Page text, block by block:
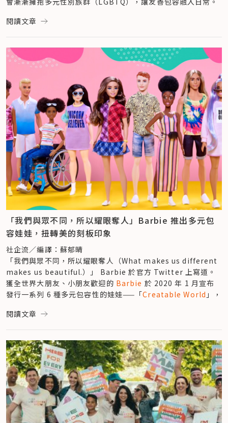
價值，也漸漸成為企業社會責任（CSR）的重要指標，甚至成為
友善職場、永續發展的一環。事實上，企業在業務開發、內部治
理中落實性別友善，並不只是實踐社會責任，更是對自身體質的
調整和優化。（同場加映：
蘋果 CEO：「當我們能擁抱他人的
不同，創新才能真正萌芽」友善開放的世界從改變職場開始！
LGBTQ100 指數誕生，「多元包容」成企業永續趨勢
2019 年 10 月 30 日，美國 LGBTQ Loyalty Holdings 推出
「LGBTQ100」永續指數。該指數是全球第一個針對多元性別
議題所設計的指標數據，追蹤美國百家企業的 ESG（環境、社
會、治理）狀況，以及組織內部落實多元友善的程度，。其計算
對象包括 100 家關注同性戀、雙性戀、跨性者或酷兒權益的上
市公司，其中較知名的品牌如思科（Cisco）、可口可樂
（Coca-Cola）、蘋果（Apple）、微軟（Microsoft）、亞
馬遜（Amazon）和網飛（Netflix）等。
頒布這個指數的公司 LGBTQ Loyalty Holdings 今年初宣布，
該指數上線滿 3 個月，收盤價即達到 2006.96 元。其執行長
Bobby Blair 表示，此成績超過標準普爾 500 指數（S&P
500），表現相當亮眼，令他們為之振奮。「我們花了挺多心力
與 LGBTQ 社群合作，挑選出那些受性平精神所驅動的企業，
最終讓我們這項行動走得更遠，透過頒布這項指數，來支持多元
性別群體、與他們站在一起。」Blair 說。
LGBTQ100 不是唯一一個因性平而生的股市指數，例如：彭博
（Bloomberg）過去頒布的「性別平等指數（Gender-
Equality Index, GEI）」，追蹤上市公司藉由透明治理、政策
制定…等方法，支持性平作為的財務表現。但 LGBTQ100 卻是
包容性職場（inclusive workplace）邁進，具有指標性的意
義。
企業採納 LGBT 政策，有效促進自身成長
性別友善並不只是個潮流或噱頭，證據顯示，企業採納擁抱
LGBTQ 的治理政策，具有改善自身體質、促進公司成長的效
益。
近年，美國聖湯瑪斯大學研究發現，企業擁抱 LGBT 多元價
值，能夠提高公司價值、員工生產力及營利效率。該研究指出，
不論該企業有沒有投入研發活動，比起沒有採用 LGBT 友善政
閱讀文章
「我們與眾不同，所以耀眼奪人」Barbie 推出多元包
容娃娃，扭轉美的刻板印象
社企流／編譯：蘇郁晴
「我們與眾不同，所以耀眼奪人（What makes us different
makes us beautiful.）」 Barbie 於官方 Twitter 上寫道。
獲全世界大朋友、小朋友歡迎的 Barbie 於 2020 年 1 月宣布
發行一系列 6 種多元包容性的娃娃——「Creatable World 」，
年 12 月首推出的性別中立（gender-neutral）娃娃。
Barbie 母公司美國玩具廠牌 Mattel 是這系列娃娃的幕後推
手，他們希望將多元包容性融入生產的娃娃中。為此，Mattel
特別組成一支開發團隊研究娃娃的製作過程，成員包括專家、家
長、醫生和孩子。
Creatable World 中的性別中立娃娃可讓孩子們自由選擇想成
為的性別，並提供各式假髮、服飾、配件讓孩子們自由搭配，在
玩樂的同時，孩子也能自在地成為自己。
閱讀文章